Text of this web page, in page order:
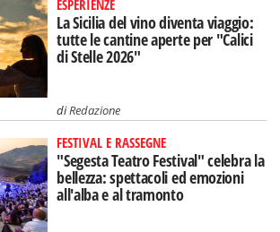
ESPERIENZE
La Sicilia del vino diventa viaggio:
tutte le cantine aperte per "Calici
di Stelle 2026"
diRedazione
FESTIVAL E RASSEGNE
"Segesta Teatro Festival" celebra la
bellezza: spettacoli ed emozioni
all'alba e al tramonto